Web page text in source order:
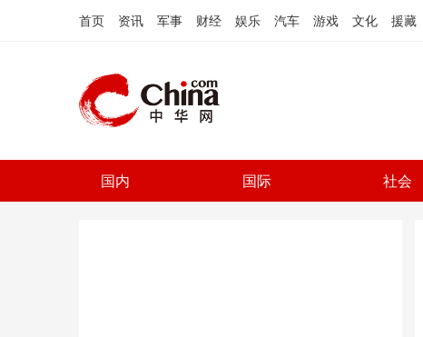
首页 资讯 军事 财经 娱乐 汽车 游戏 文化 援藏
国内 国际 社会